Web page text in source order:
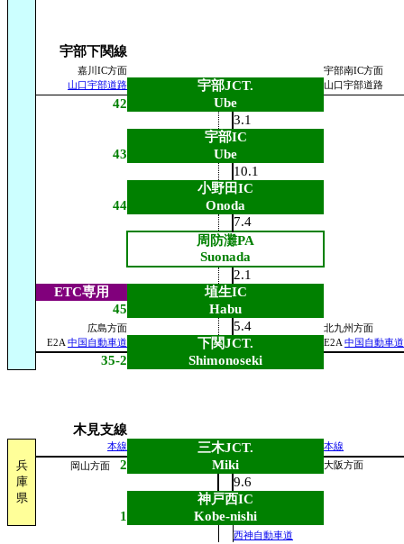
宇部下関線
嘉川IC方面
宇部南IC方面
山口宇部道路
宇部JCT. 山口宇部道路
42
Ube
3.1
宇部IC
43
Ube
10.1
小野田IC
44
Onoda
7.4
周防灘PA
Suonada
2.1
ETC専用
埴生IC
45
Habu
広島方面 5.4
北九州方面
E2A 中国自動車道 下関JCT. E2A 中国自動車道
35-2 Shimonoseki
木見支線
兵
庫
県
本線 三木JCT.
本線
岡山方面 2 Miki 大阪方面
9.6
神戸西IC
1
Kobe-nishi
西神自動車道